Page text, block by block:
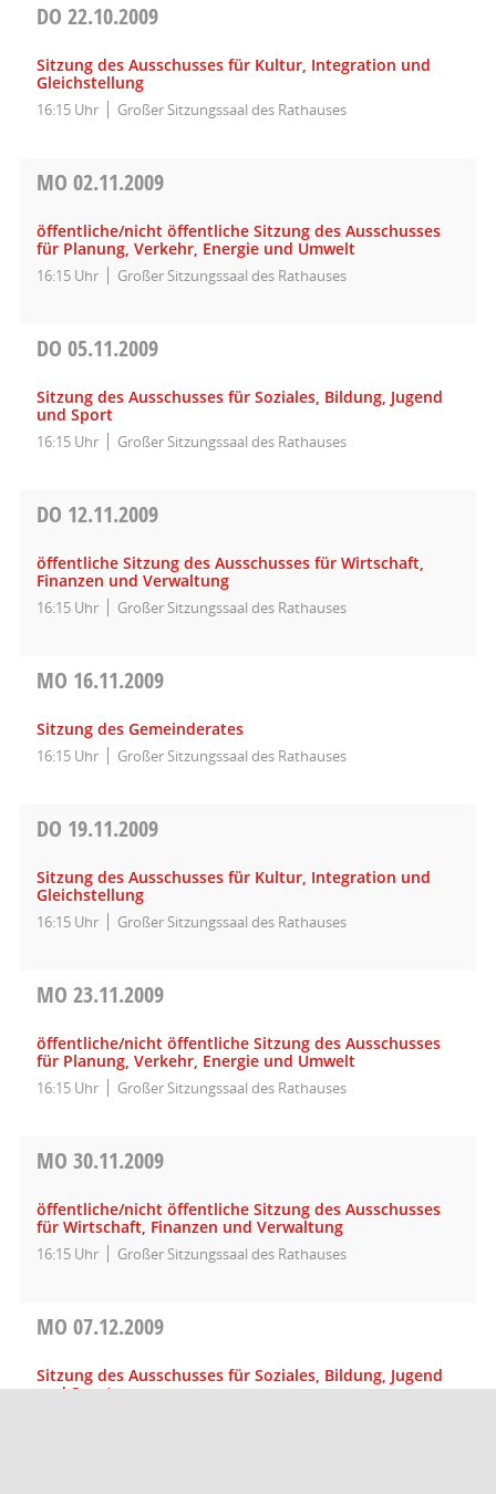
DO 22.10.2009
Sitzung des Ausschusses für Kultur, Integration und
Gleichstellung
16:15 Uhr Großer Sitzungssaal des Rathauses
MO 02.11.2009
öffentliche/nicht öffentliche Sitzung des Ausschusses
für Planung, Verkehr, Energie und Umwelt
16:15 Uhr Großer Sitzungssaal des Rathauses
DO 05.11.2009
Sitzung des Ausschusses für Soziales, Bildung, Jugend
und Sport
16:15 Uhr Großer Sitzungssaal des Rathauses
DO 12.11.2009
öffentliche Sitzung des Ausschusses für Wirtschaft,
Finanzen und Verwaltung
16:15 Uhr Großer Sitzungssaal des Rathauses
MO 16.11.2009
Sitzung des Gemeinderates
16:15 Uhr Großer Sitzungssaal des Rathauses
DO 19.11.2009
Sitzung des Ausschusses für Kultur, Integration und
Gleichstellung
16:15 Uhr Großer Sitzungssaal des Rathauses
MO 23.11.2009
öffentliche/nicht öffentliche Sitzung des Ausschusses
für Planung, Verkehr, Energie und Umwelt
16:15 Uhr Großer Sitzungssaal des Rathauses
MO 30.11.2009
öffentliche/nicht öffentliche Sitzung des Ausschusses
für Wirtschaft, Finanzen und Verwaltung
16:15 Uhr Großer Sitzungssaal des Rathauses
MO 07.12.2009
Sitzung des Ausschusses für Soziales, Bildung, Jugend
und Sport